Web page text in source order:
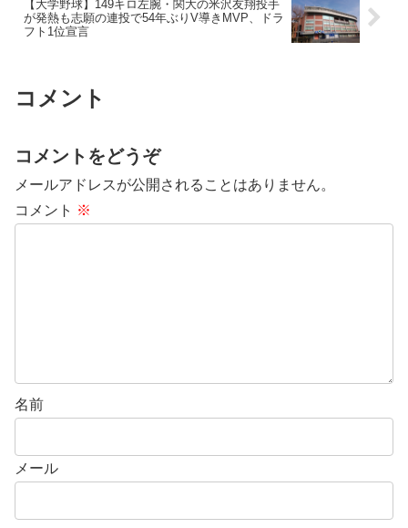
【大学野球】149キロ左腕・関大の米沢友翔投手
が発熱も志願の連投で54年ぶりV導きMVP、ドラ
フト1位宣言
コメント
コメントをどうぞ
メールアドレスが公開されることはありません。
コメント ※
名前
メール